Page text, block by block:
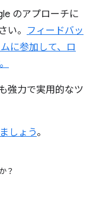
のアプローチに
い。 フィードバッ
に参加して、ロ
強力で実用的なツ
しょう。
？